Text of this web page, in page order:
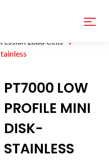
Load Cells
PT7000 LOW
PROFILE MINI
DISK-
STAINLESS